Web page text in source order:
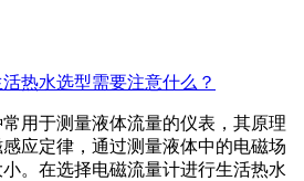
热水选型需要注意什么？
用于测量液体流量的仪表，其原理
应定律，通过测量液体中的电磁场
。在选择电磁流量计进行生活热水